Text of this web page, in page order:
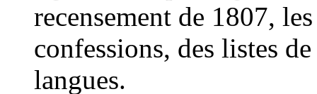
recensement de 1807,
confessions, des listes
langues.